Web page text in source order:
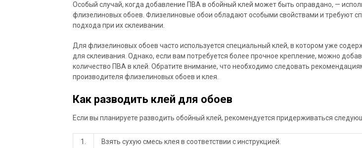
Особый случай, когда добавление ПВА в обойный клей может быть оправдано, —
флизелиновых обоев. Флизелиновые обои обладают особыми свойствами и требуют
подхода при их склеивании.
Для флизелиновых обоев часто используется специальный клей, в котором уже
для склеивания. Однако, если вам потребуется более прочное крепление, можно
количество ПВА в клей. Обратите внимание, что необходимо следовать
производителя флизелиновых обоев и клея.
Как разводить клей для обоев
Если вы планируете разводить обойный клей, рекомендуется придерживаться
1. Взять сухую смесь клея в соответствии с инструкцией.